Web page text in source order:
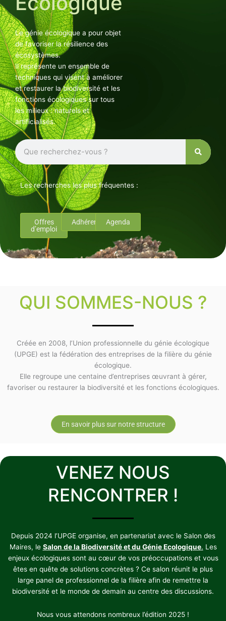
Le génie écologique a pour objet
de favoriser la résilience des
écosystèmes.
Il représente un ensemble de
techniques qui visent à améliorer
et restaurer la biodiversité et les
fonctions écologiques sur tous
les milieux : naturels et
artificialisés.
Rechercher
Les recherches les plus fréquentes :
Offres
d’emploi
Adhérents Agenda
QUI SOMMES-NOUS ?
Créée en 2008, l’Union professionnelle du génie écologique
(UPGE) est la fédération des entreprises de la filière du génie
écologique.
Elle regroupe une centaine d’entreprises œuvrant à gérer,
favoriser ou restaurer la biodiversité et les fonctions écologiques.
En savoir plus sur notre structure
VENEZ NOUS
RENCONTRER !
Depuis 2024 l’UPGE organise, en partenariat avec le Salon des
Maires, le Salon de la Biodiversité et du Génie Ecologique. Les
enjeux écologiques sont au cœur de vos préoccupations et vous
êtes en quête de solutions concrètes ? Ce salon réunit le plus
large panel de professionnel de la filière afin de remettre la
biodiversité et le monde de demain au centre des discussions.
Nous vous attendons nombreux l’édition 2025 !